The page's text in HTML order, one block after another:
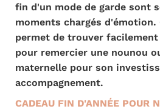
fin d'un mode de garde sont
moments chargés
permet de trouver facilement
pour remercier une nounou
maternelle pour son
accompagnement.
CADEAU FIN D'ANNÉE POUR